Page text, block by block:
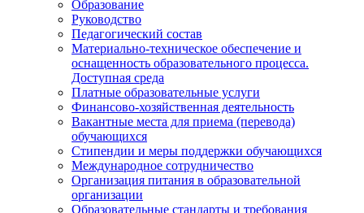
Образование
Руководство
Педагогический состав
Материально-техническое обеспечение и
оснащенность образовательного процесса.
Доступная среда
Платные образовательные услуги
Финансово-хозяйственная деятельность
Вакантные места для приема (перевода)
обучающихся
Стипендии и меры поддержки обучающихся
Международное сотрудничество
Организация питания в образовательной
организации
Образовательные стандарты и требования